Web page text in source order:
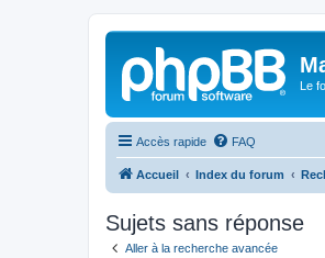
Le
Accès rapide FAQ
Accueil Index du forum
Sujets sans réponse
Aller à la recherche avancée